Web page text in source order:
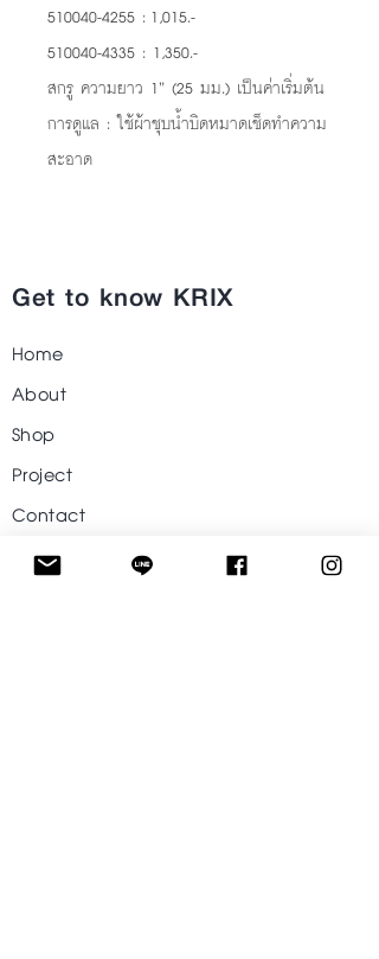
510040-4255 : 1,015.-
510040-4335 : 1,350.-
สกรู ความยาว 1” (25 มม.) เป็นค่าเริ่มต้น
การดูแล : ใช้ผ้าชุบน้ำบิดหมาดเช็ดทำความ
สะอาด
Get to know KRIX
Home
About
Shop
Project
Contact